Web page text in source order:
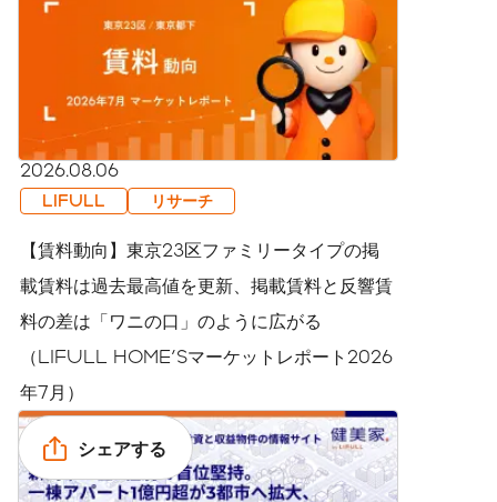
2026.08.06
LIFULL リサーチ
【賃料動向】東京23区ファミリータイプの掲
載賃料は過去最高値を更新、掲載賃料と反響賃
料の差は「ワニの口」のように広がる
（LIFULL HOME'Sマーケットレポート2026
年7月）
シェアする